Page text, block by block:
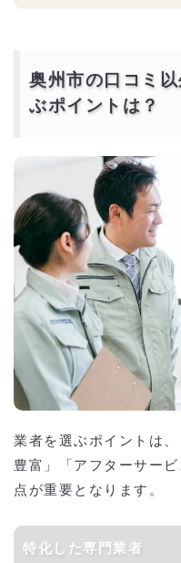
奥州市の口コミ
ぶポイントは？
業者を選ぶポイントは
豊富」「アフターサー
点が重要となります。
特化した専門業者